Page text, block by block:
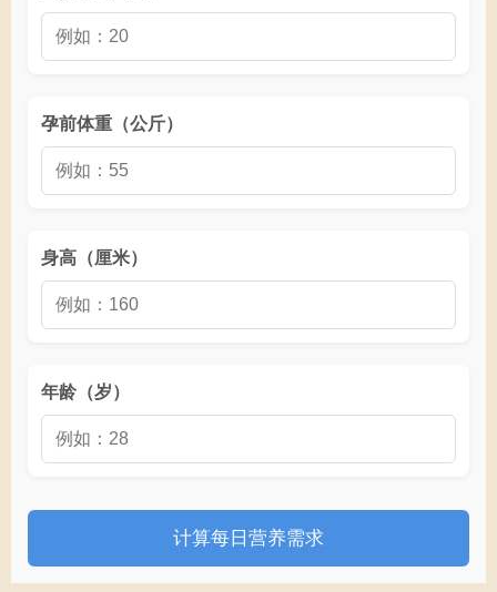
孕前体重（公斤）
身高（厘米）
年龄（岁）
计算每日营养需求